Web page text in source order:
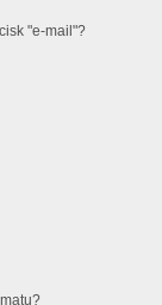
"e-mail"?